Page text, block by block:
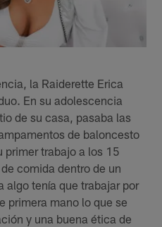
la Raiderette Erica
En su adolescencia
de su casa, pasaba las
de baloncesto
primer trabajo a los 15
comida dentro de un
tenía que trabajar por
primera mano lo que se
y una buena ética de